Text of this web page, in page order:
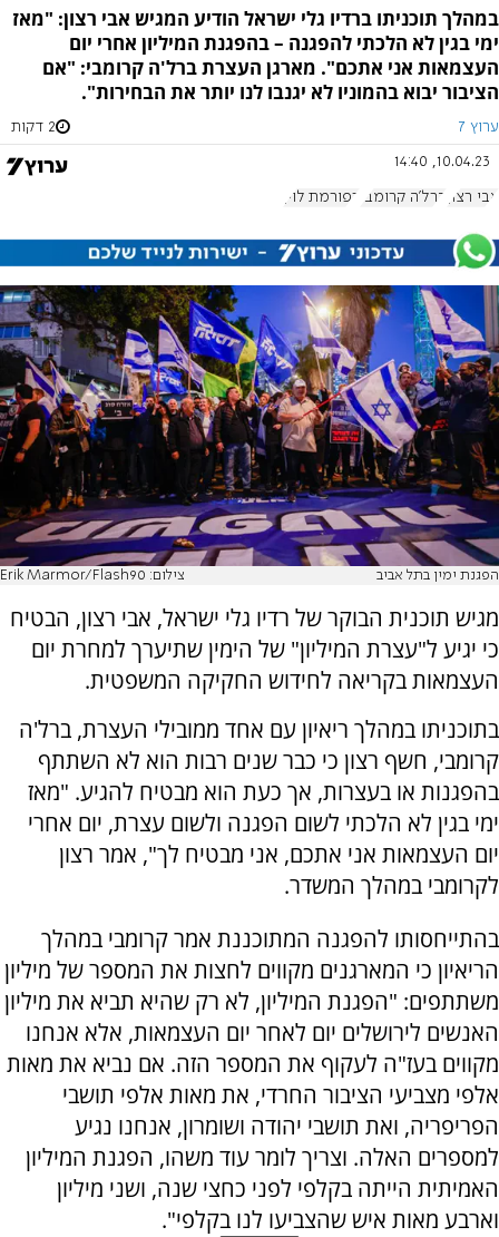
במהלך תוכניתו ברדיו גלי ישראל הודיע המגיש אבי רצון: "מאז
ימי בגין לא הלכתי להפגנה – בהפגנת המיליון אחרי יום
העצמאות אני אתכם". מארגן העצרת ברל'ה קרומבי: "אם
הציבור יבוא בהמוניו לא יגנבו לנו יותר את הבחירות".
ערוץ 7 2 דקות
10.04.23, 14:40
אבי רצון ברל'ה קרומבי רפורמת לוין
הפגנת ימין בתל אביב צילום: Erik Marmor/Flash90
מגיש תוכנית הבוקר של רדיו גלי ישראל, אבי רצון, הבטיח
כי יגיע ל"עצרת המיליון" של הימין שתיערך למחרת יום
העצמאות בקריאה לחידוש החקיקה המשפטית.
בתוכניתו במהלך ריאיון עם אחד ממובילי העצרת, ברל'ה
קרומבי, חשף רצון כי כבר שנים רבות הוא לא השתתף
בהפגנות או בעצרות, אך כעת הוא מבטיח להגיע. "מאז
ימי בגין לא הלכתי לשום הפגנה ולשום עצרת, יום אחרי
יום העצמאות אני אתכם, אני מבטיח לך", אמר רצון
לקרומבי במהלך המשדר.
בהתייחסותו להפגנה המתוכננת אמר קרומבי במהלך
הריאיון כי המארגנים מקווים לחצות את המספר של מיליון
משתתפים: "הפגנת המיליון, לא רק שהיא תביא את מיליון
האנשים לירושלים יום לאחר יום העצמאות, אלא אנחנו
מקווים בעז"ה לעקוף את המספר הזה. אם נביא את מאות
אלפי מצביעי הציבור החרדי, את מאות אלפי תושבי
הפריפריה, ואת תושבי יהודה ושומרון, אנחנו נגיע
למספרים האלה. וצריך לומר עוד משהו, הפגנת המיליון
האמיתית הייתה בקלפי לפני כחצי שנה, ושני מיליון
וארבע מאות איש שהצביעו לנו בקלפי".